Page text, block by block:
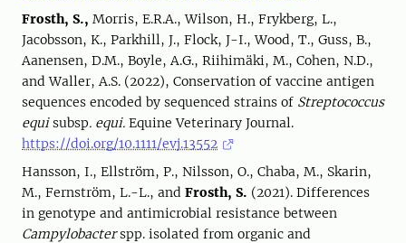
Frosth, S., Morris, E.R.A., Wilson, H., Frykberg, L.,
Jacobsson, K., Parkhill, J., Flock, J-I., Wood, T., Guss, B.,
Aanensen, D.M., Boyle, A.G., Riihimäki, M., Cohen, N.D.,
and Waller, A.S. (2022), Conservation of vaccine antigen
sequences encoded by sequenced strains of Streptococcus
equisubsp. equi. Equine Veterinary Journal.
https://doi.org/10.1111/evj.13552
Hansson, I., Ellström, P., Nilsson, O., Chaba, M., Skarin,
M., Fernström, L.-L., and Frosth, S. (2021). Differences
in genotype and antimicrobial resistance between
Campylobacterspp. isolated from organic and